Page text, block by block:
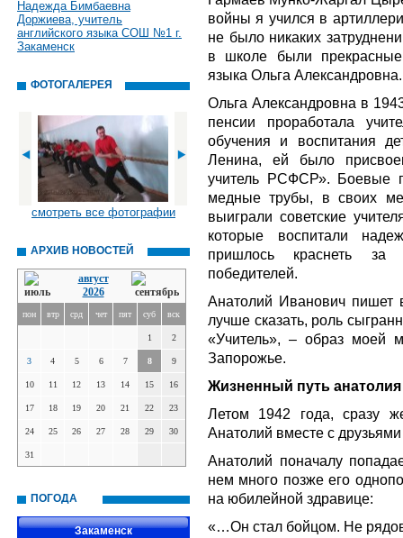
Надежда Бимбаевна
Доржиева, учитель
английского языка СОШ №1 г.
Закаменск
ФОТОГАЛЕРЕЯ
смотреть все фотографии
АРХИВ НОВОСТЕЙ
август
2026
пон втр срд чет пят суб вск
1 2
3 4 5 6 7 8 9
10 11 12 13 14 15 16
17 18 19 20 21 22 23
24 25 26 27 28 29 30
31
ПОГОДА
Закаменск
войны я учился в
не было никаких
в школе были прекрасные
языка Ольга
Ольга Александровна в
пенсии проработала
обучения и воспитания
Ленина, ей было
учитель РСФСР». Боевые
медные трубы, в своих
выиграли советские
которые воспитали
пришлось краснеть за
победителей.
Анатолий Иванович пишет
лучше сказать, роль
«Учитель», – образ моей
Запорожье.
Жизненный путь анатолия
Летом 1942 года, сразу
Анатолий вместе с
Анатолий поначалу
нем много позже его
на юбилейной здравице:
«…Он стал бойцом. Не